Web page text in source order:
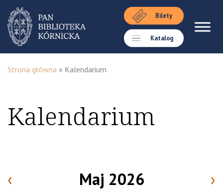
Bilety
Katalog
Strona główna » Kalendarium
Kalendarium
‹ Maj 2026 ›